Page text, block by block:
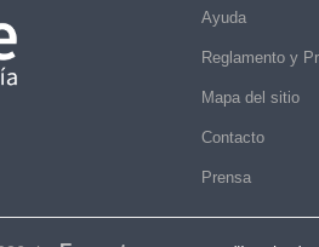
Ayuda
Reglamento y
Mapa del sitio
Contacto
Prensa